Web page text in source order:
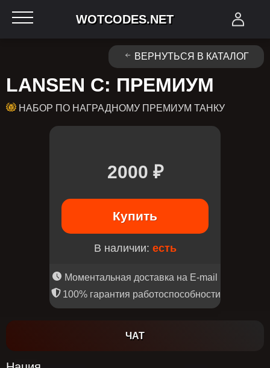
WOTCODES.NET
ВЕРНУТЬСЯ В КАТАЛОГ
LANSEN C: ПРЕМИУМ
НАБОР ПО НАГРАДНОМУ ПРЕМИУМ ТАНКУ
2000 ₽
Купить
В наличии: есть
Моментальная доставка на E-mail
100% гарантия работоспособности
ЧАТ